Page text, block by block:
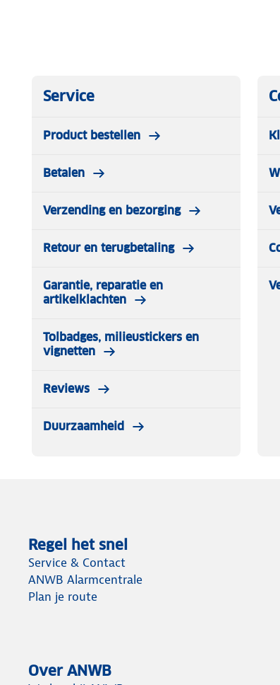
tijdens koude wandelingen.
Service
Product bestellen
Betalen
Verzending en bezorging
Retour en terugbetaling
Garantie, reparatie en
artikelklachten
Tolbadges, milieustickers en
vignetten
Reviews
Duurzaamheid
Regel het snel
Service & Contact
ANWB Alarmcentrale
Plan je route
Over ANWB